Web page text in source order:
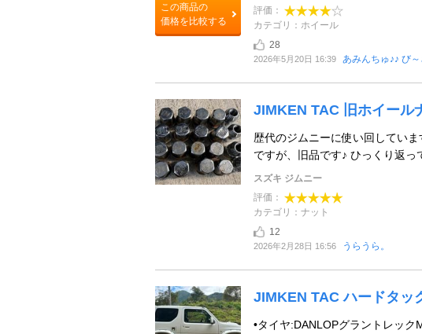
この商品の
価格を比較する
評価：
カテゴリ：ホイール
28
2026年5月20日 16:39 あみんちゅ♪♪ び～
JIMKEN TAC 旧ホイール
歴代のジムニーに使い回してい
ですが、旧品です♪ ひっくり返
スズキ ジムニー
評価：
カテゴリ：ナット
12
2026年2月28日 16:56 うらうら。
JIMKEN TAC ハードタッ
•タイヤ:DANLOPグラントレッ